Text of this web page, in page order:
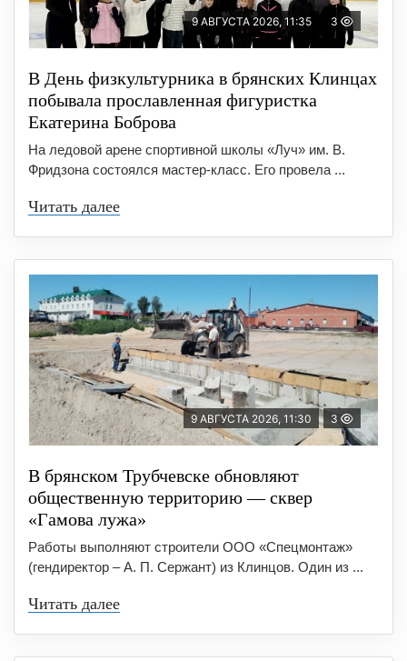
9 АВГУСТА 2026, 11:35 3
В День физкультурника в брянских Клинцах
побывала прославленная фигуристка
Екатерина Боброва
На ледовой арене спортивной школы «Луч» им. В.
Фридзона состоялся мастер-класс. Его провела ...
Читать далее
9 АВГУСТА 2026, 11:30 3
В брянском Трубчевске обновляют
общественную территорию — сквер
«Гамова лужа»
Работы выполняют строители ООО «Спецмонтаж»
(гендиректор – А. П. Сержант) из Клинцов. Один из ...
Читать далее